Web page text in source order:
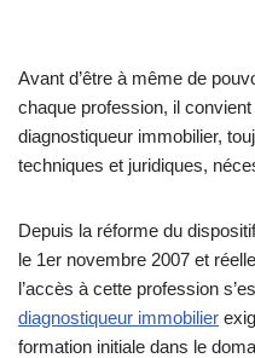
Avant d’être à même de
chaque profession, il
diagnostiqueur immobilier,
techniques et juridiques,
Depuis la réforme du
le 1er novembre 2007 et
l’accès à cette profession
diagnostiqueur immobilier
formation initiale dans le